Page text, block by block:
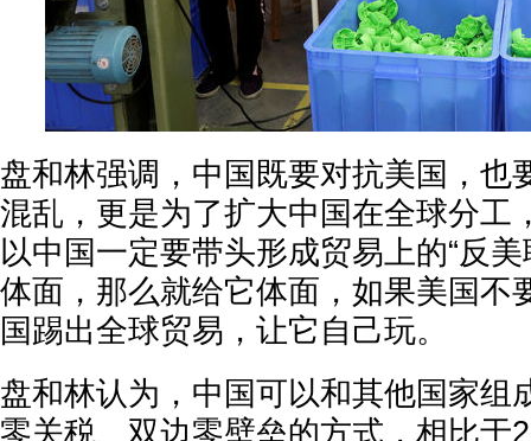
盘和林强调，中国既要对抗美国，也
混乱，更是为了扩大中国在全球分工
以中国一定要带头形成贸易上的“反
体面，那么就给它体面，如果美国不
国踢出全球贸易，让它自己玩。
盘和林认为，中国可以和其他国家组
零关税、双边零壁垒的方式，相比于